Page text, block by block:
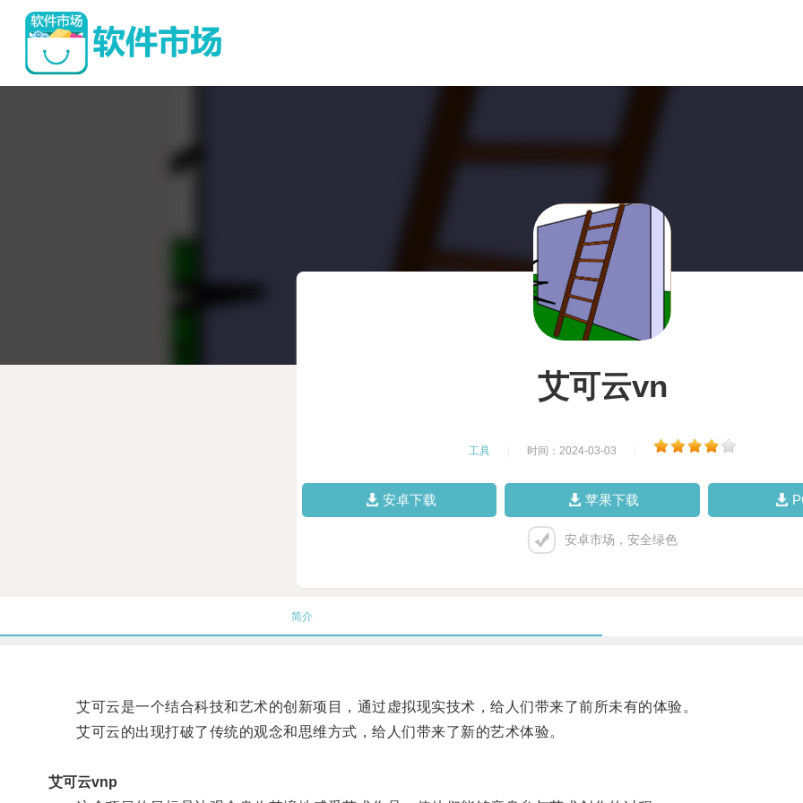
艾可云vn
工具 时间：2024-03-03
安卓下载 苹果下载
安卓市场，安全绿色
简介
艾可云是一个结合科技和艺术的创新项目，通过虚拟现实技术，给人们带来了前所未有的体验。
艾可云的出现打破了传统的观念和思维方式，给人们带来了新的艺术体验。
艾可云vnp